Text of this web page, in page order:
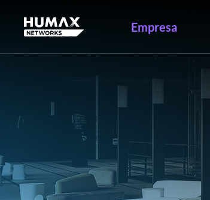
Empresa